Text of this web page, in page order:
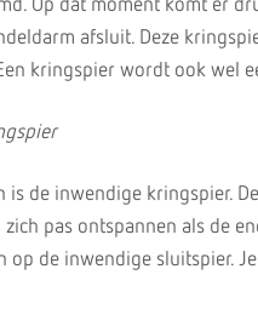
Op dat moment komt er
afsluit. Deze
kringspier wordt ook wel
is de inwendige kringspier.
pas ontspannen als de
op de inwendige sluitspier.